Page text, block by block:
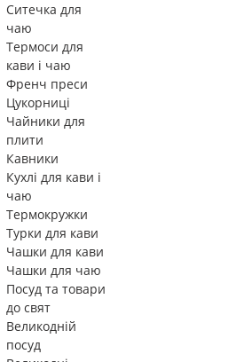
Ситечка для
чаю
Термоси для
кави і чаю
Френч преси
Цукорниці
Чайники для
плити
Кавники
Кухлі для кави і
чаю
Термокружки
Турки для кави
Чашки для кави
Чашки для чаю
Посуд та товари
до свят
Великодній
посуд